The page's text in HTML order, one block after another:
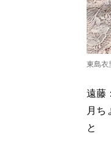
東島衣
遠藤
月ち
と